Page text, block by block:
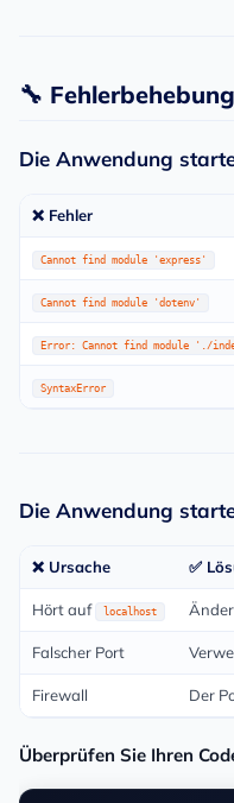
🔧 Fehlerbehebung
Die Anwendung
❌ Fehler
Cannot find module 'express'
Cannot find module 'dotenv'
Error: Cannot find module './
SyntaxError
Die Anwendung
❌ Ursache ✅
Hört auf localhost
Falscher Port
Firewall Der
Überprüfen Sie Ihren